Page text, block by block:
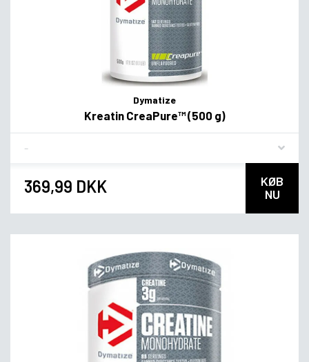
Dymatize
Kreatin CreaPure™ (500 g)
369,99 DKK
KØB
NU